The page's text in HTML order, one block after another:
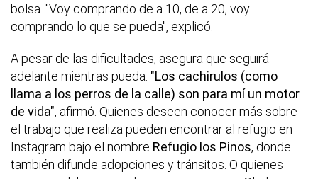
bolsa. "Voy comprando de a 10, de a 20, voy
comprando lo que se pueda", explicó.
A pesar de las dificultades, asegura que seguirá
adelante mientras pueda: "Los cachirulos (como
llama a los perros de la calle) son para mí un motor
de vida", afirmó. Quienes deseen conocer más sobre
el trabajo que realiza pueden encontrar al refugio en
Instagram bajo el nombre Refugio los Pinos, donde
también difunde adopciones y tránsitos. O quienes